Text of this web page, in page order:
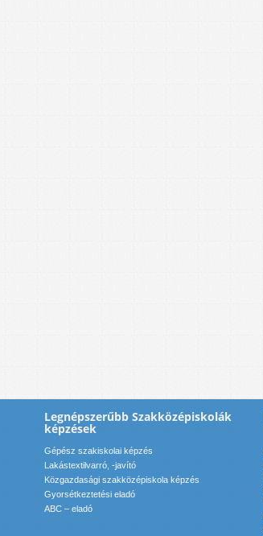
Legnépszerűbb Szakközépiskolák
képzések
Gépész szakiskolai képzés
Lakástextilvarró, -javító
Közgazdasági szakközépiskola képzés
Gyorsétkeztetési eladó
ABC – eladó